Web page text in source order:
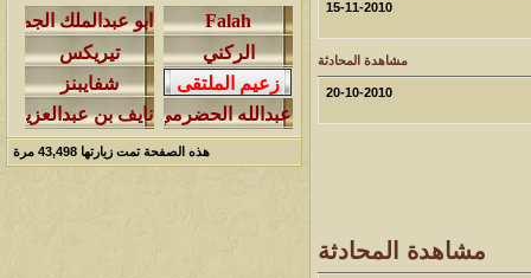
مشاركات المشاهدات
آخر مشاركة
408
276547 آخر رد:خلف المهدي
مشاركات المشاهدات
آخر مشاركة
آخر رد:ابن صلفيق
30
100332
15-11-2010
مشاهدة المحادثة
20-10-2010
مشاهدة المحادثة
هذه الصفحة تمت زيارتها 43,498 مرة